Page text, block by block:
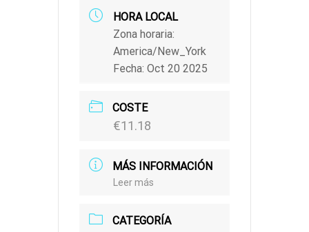
HORA LOCAL
Zona horaria:
America/New_York
Fecha: Oct 20 2025
COSTE
€11.18
MÁS INFORMACIÓN
Leer más
CATEGORÍA